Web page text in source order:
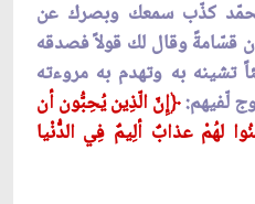
محمّد كذّب سمعك وبصرك عن
وقال لك قولاً فصدقه
تشينه به وتهدم به مروءته
لّفيهم:﴿إِنّ الّذِين يُحِبُّون أن
لهُمْ عذابٌ ألِيمٌ فِي الدُّنْيا